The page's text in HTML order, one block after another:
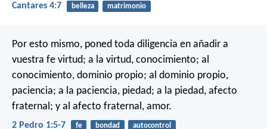
Cantares 4:7 belleza matrimonio
Por esto mismo, poned toda diligencia en añadir a
vuestra fe virtud; a la virtud, conocimiento; al
conocimiento, dominio propio; al dominio propio,
paciencia; a la paciencia, piedad; a la piedad, afecto
fraternal; y al afecto fraternal, amor.
2 Pedro 1:5-7 fe bondad autocontrol